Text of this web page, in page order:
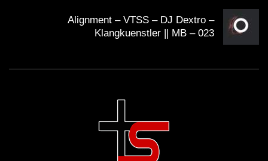
Alignment – VTSS – DJ Dextro –
Klangkuenstler || MB – 023